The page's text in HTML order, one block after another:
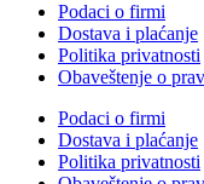
Podaci o firmi
Dostava i plaćanje
Politika privatnosti
Obaveštenje o
Podaci o firmi
Dostava i plaćanje
Politika privatnosti